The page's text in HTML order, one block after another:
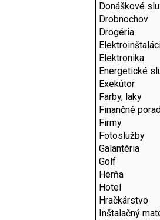
Donáškové
Drobnochov
Drogéria
Elektronika
Energetické
Exekútor
Farby, laky
Finančné
Firmy
Fotoslužby
Galantéria
Golf
Herňa
Hotel
Hračkárstvo
Inštalačný